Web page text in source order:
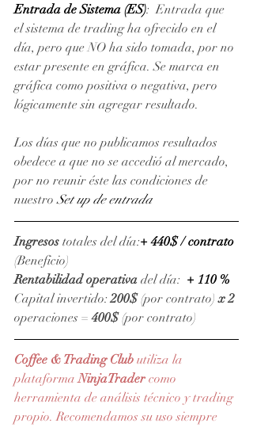
Entrada de Sistema (ES):  Entrada que
el sistema de trading ha ofrecido en el
día, pero que NO ha sido tomada, por no
estar presente en gráfica. Se marca en
gráfica como positiva o negativa, pero
lógicamente sin agregar resultado.
Los días que no publicamos resultados
obedece a que no se accedió al mercado,
por no reunir éste las condiciones de
nuestro Set up de entrada
Ingresos totales del día:+ 440$ / contrato
(Beneficio)
Rentabilidad operativa del día: + 110 %
Capital invertido: 200$ (por contrato) x 2
operaciones = 400$ (por contrato)
Coffee & Trading Club utiliza la
plataforma NinjaTrader como
herramienta de análisis técnico y trading
propio. Recomendamos su uso siempre